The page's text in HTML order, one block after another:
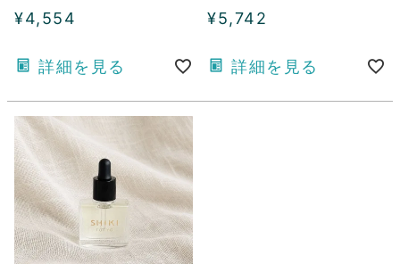
¥4,554
詳細を見る
¥5,742
詳細を見る